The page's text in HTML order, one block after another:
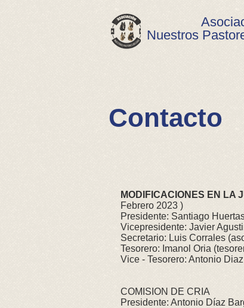
Nuestros
Contacto
MODIFICACIONES EN LA
Febrero 2023 )
Presidente: Santiago
Vicepresidente: Javier
Secretario: Luis Corrales (
Tesorero: Imanol Oria (
Vice - Tesorero: Antonio
COMISION DE CRIA
Presidente: Antonio Díaz